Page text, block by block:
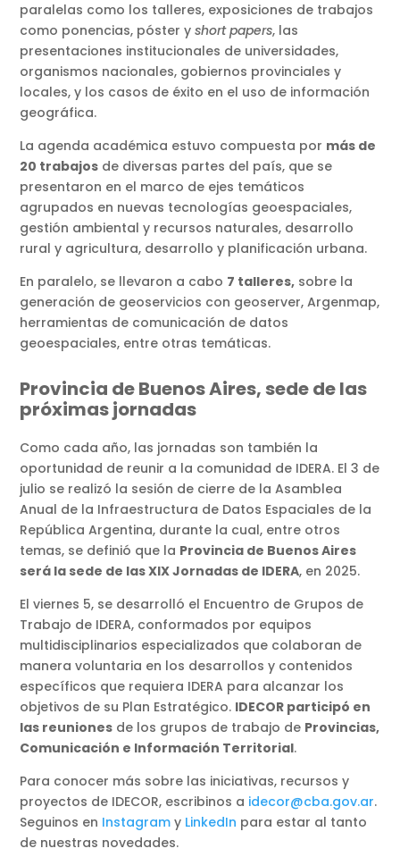
paralelas como los talleres, exposiciones de trabajos
como ponencias, póster yshort papers, las
presentaciones institucionales de universidades,
organismos nacionales, gobiernos provinciales y
locales, y los casos de éxito en el uso de información
geográfica.
La agenda académica estuvo compuesta por más de
20 trabajos de diversas partes del país, que se
presentaron en el marco de ejes temáticos
agrupados en nuevas tecnologías geoespaciales,
gestión ambiental y recursos naturales, desarrollo
rural y agricultura, desarrollo y planificación urbana.
En paralelo, se llevaron a cabo 7 talleres, sobre la
generación de geoservicios con geoserver, Argenmap,
herramientas de comunicación de datos
geoespaciales, entre otras temáticas.
Provincia de Buenos Aires, sede de las
próximas jornadas
Como cada año, las jornadas son también la
oportunidad de reunir a la comunidad de IDERA. El 3 de
julio se realizó la sesión de cierre de la Asamblea
Anual de la Infraestructura de Datos Espaciales de la
República Argentina, durante la cual, entre otros
temas, se definió que la Provincia de Buenos Aires
será la sede de las XIX Jornadas de IDERA, en 2025.
El viernes 5, se desarrolló el Encuentro de Grupos de
Trabajo de IDERA, conformados por equipos
multidisciplinarios especializados que colaboran de
manera voluntaria en los desarrollos y contenidos
específicos que requiera IDERA para alcanzar los
objetivos de su Plan Estratégico. IDECOR participó en
las reuniones de los grupos de trabajo de Provincias,
Comunicación e Información Territorial.
Para conocer más sobre las iniciativas, recursos y
proyectos de IDECOR, escribinos a idecor@cba.gov.ar.
Seguinos en Instagram y LinkedIn para estar al tanto
de nuestras novedades.